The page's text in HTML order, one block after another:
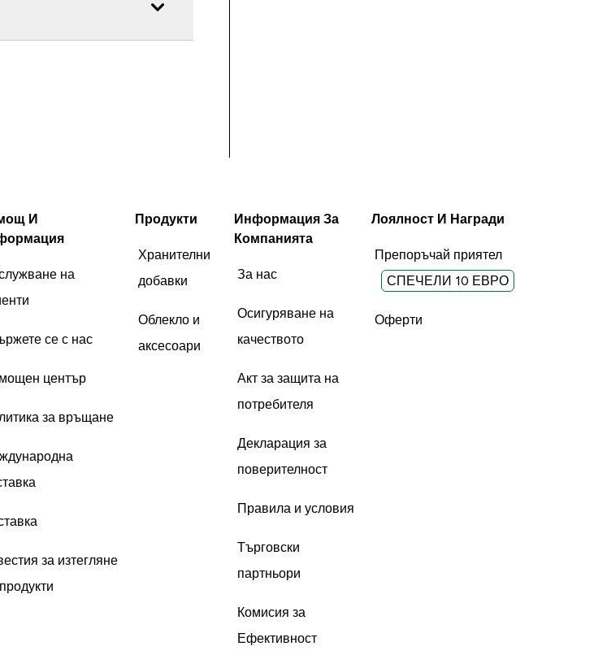
И
на
се с нас
център
за връщане
за изтегляне
Продукти
Хранителни
добавки
Облекло и
аксесоари
Информация За
Компанията
За нас
Осигуряване на
качеството
Акт за защита на
потребителя
Декларация за
поверителност
Правила и условия
Търговски
партньори
Комисия за
Ефективност
Лоялност И Награди
Препоръчай приятел
СПЕЧЕЛИ 10 ЕВРО
Оферти